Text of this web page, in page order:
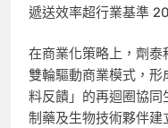
遞送效率超行業基準
在商業化策略上，劑
雙輪驅動商業模式，
料反饋」的再迴圈協
制藥及生物技術夥伴建